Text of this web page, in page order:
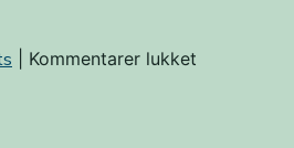
Kommentarer lukket